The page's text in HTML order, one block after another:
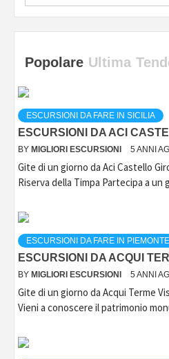
Popolare Ultima
ESCURSIONI DA FARE IN SICILIA
ESCURSIONI DA ACI
BY MIGLIORI ESCURSIONI 5 ANNI
Gite di un giorno da Aci Castello
Riserva della Timpa Partecipa a un
ESCURSIONI DA FARE IN PIEMONTE
ESCURSIONI DA ACQUI
BY MIGLIORI ESCURSIONI 5 ANNI
Gite di un giorno da Acqui Terme
Vieni a conoscere il patrimonio